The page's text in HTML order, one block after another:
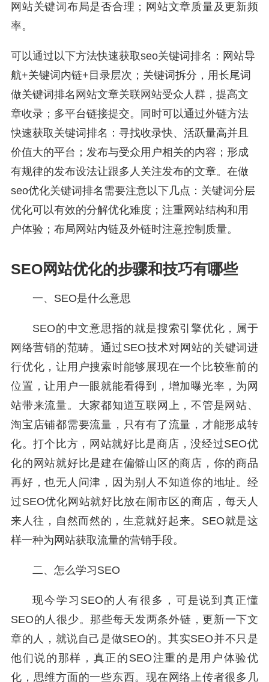
网站关键词布局是否合理；网站文章质量及更新频
率。
可以通过以下方法快速获取seo关键词排名：网站导
航+关键词内链+目录层次；关键词拆分，用长尾词
做关键词排名网站文章关联网站受众人群，提高文
章收录；多平台链接提交。同时可以通过外链方法
快速获取关键词排名：寻找收录快、活跃量高并且
价值大的平台；发布与受众用户相关的内容；形成
有规律的发布设法让跟多人关注发布的文章。在做
seo优化关键词排名需要注意以下几点：关键词分层
优化可以有效的分解优化难度；注重网站结构和用
户体验；布局网站内链及外链时注意控制质量。
SEO网站优化的步骤和技巧有哪些
一、SEO是什么意思
SEO的中文意思指的就是搜索引擎优化，属于
网络营销的范畴。通过SEO技术对网站的关键词进
行优化，让用户搜索时能够展现在一个比较靠前的
位置，让用户一眼就能看得到，增加曝光率，为网
站带来流量。大家都知道互联网上，不管是网站、
淘宝店铺都需要流量，只有有了流量，才能形成转
化。打个比方，网站就好比是商店，没经过SEO优
化的网站就好比是建在偏僻山区的商店，你的商品
再好，也无人问津，因为别人不知道你的地址。经
过SEO优化网站就好比放在闹市区的商店，每天人
来人往，自然而然的，生意就好起来。SEO就是这
样一种为网站获取流量的营销手段。
二、怎么学习SEO
现今学习SEO的人有很多，可是说到真正懂
SEO的人很少。那些每天发两条外链，更新一下文
章的人，就说自己是做SEO的。其实SEO并不只是
他们说的那样，真正的SEO注重的是用户体验优
化，思维方面的一些东西。现在网络上传者很多几